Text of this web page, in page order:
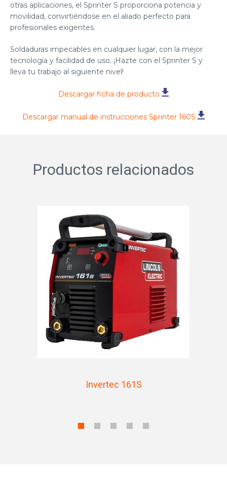
otras aplicaciones, el Sprinter S proporciona potencia y
movilidad, convirtiéndose en el aliado perfecto para
profesionales exigentes.
Soldaduras impecables en cualquier lugar, con la mejor
tecnología y facilidad de uso. ¡Hazte con el Sprinter S y
lleva tu trabajo al siguiente nivel!
Descargar ficha de producto
Descargar manual de instrucciones Sprinter 160S
Productos relacionados
Invertec 161S